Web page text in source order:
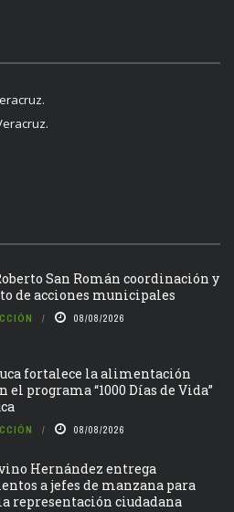
San Román coordinación y
de acciones municipales
08/08/2026
fortalece la alimentación
programa “1000 Días de Vida”
08/08/2026
Hernández entrega
a jefes de manzana para
representación ciudadana